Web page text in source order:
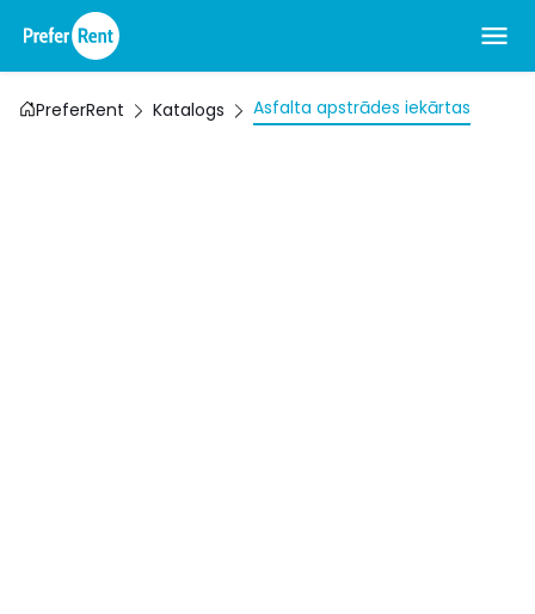
PreferRent Katalogs Asfalta apstrādes iekārtas